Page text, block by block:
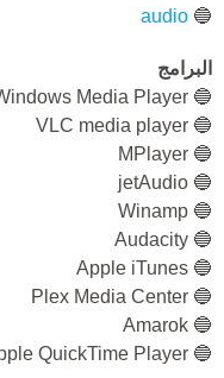
🔵
audio
البرامج
🔵 Microsoft Windows Media Player
🔵 VLC media player
🔵 MPlayer
🔵 jetAudio
🔵 Winamp
🔵 Audacity
🔵 Apple iTunes
🔵 Plex Media Center
🔵 Amarok
🔵 Apple QuickTime Player